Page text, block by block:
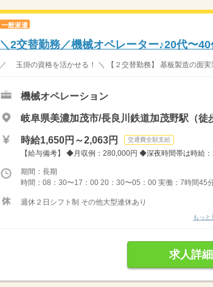
一般派遣
＼2交替勤務／機械オペレーター♪20代〜
／ 玉掛の資格を活かせる！ ＼ 【２交替勤務】 基板製造の面実
機械オペレーション
岐阜県美濃加茂市/長良川鉄道加茂野駅（徒
時給1,650円～2,063円 交通費全額支給
【給与備考】 ◆月収例：280,000円 ◆深夜時間帯は時給：
期間：長期
時間：08：30〜17：00 20：30〜05：00 実働：7時間45
週休２日シフト制 その他大型連休あり
もっと
求人詳